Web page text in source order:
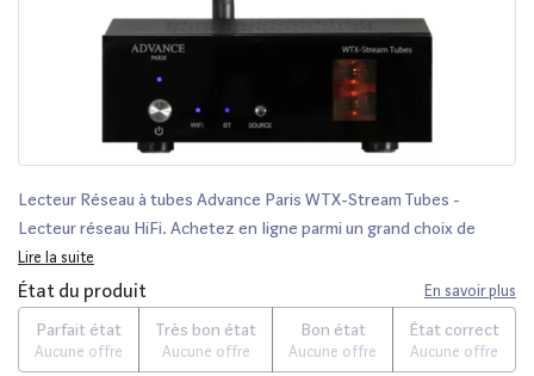
Lecteur Réseau à tubes Advance Paris WTX-Stream Tubes -
Lecteur réseau HiFi. Achetez en ligne parmi un grand choix de
produits high-tech. Remise permanente de 5% pour les adhérents.
Lire la suite
État du produit En savoir plus
Parfait état
Aucune offre
Très bon état
Aucune offre
Bon état
Aucune offre
État correct
Aucune offre